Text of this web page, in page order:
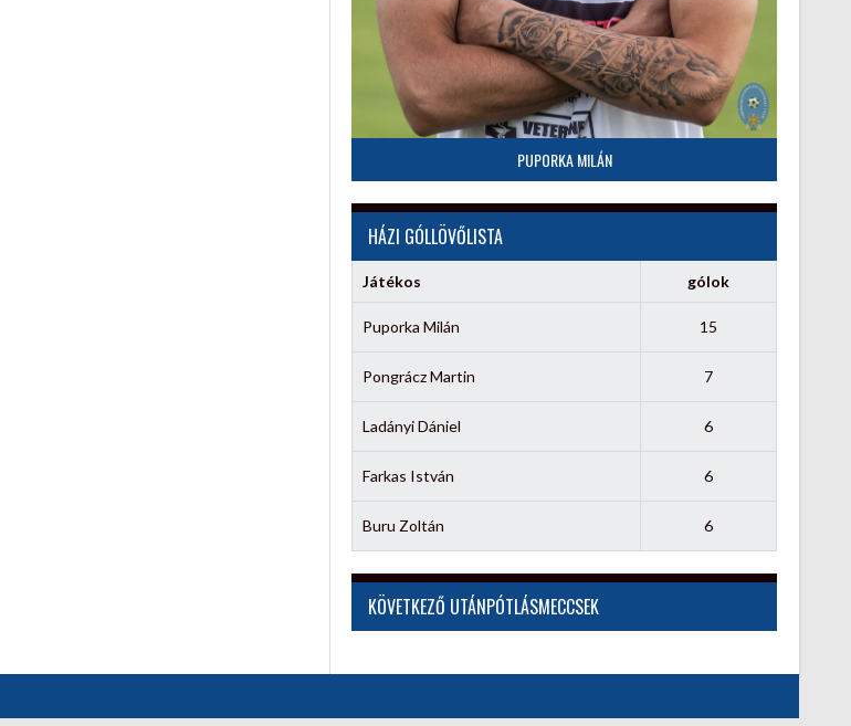
PUPORKA MILÁN
HÁZI GÓLLÖVŐLISTA
Játékos gólok
Puporka Milán 15
Pongrácz Martin 7
Ladányi Dániel 6
Farkas István 6
Buru Zoltán 6
KÖVETKEZŐ UTÁNPÓTLÁSMECCSEK